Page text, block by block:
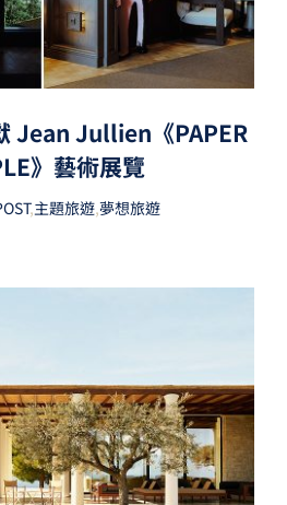
Jean Jullien《PAPER
》藝術展覽
,主題旅遊,夢想旅遊